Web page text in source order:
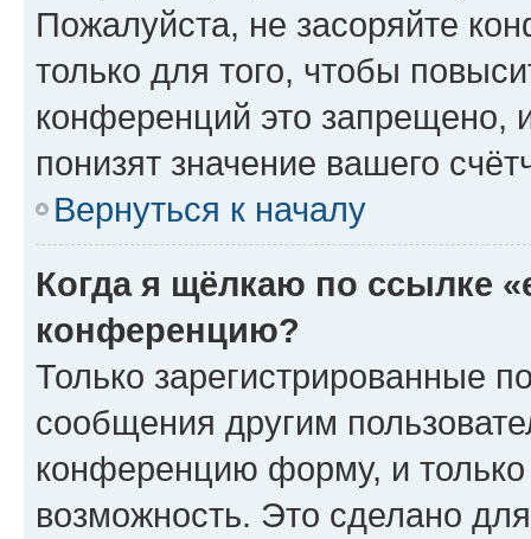
Пожалуйста, не засоряйте
только для того, чтобы
конференций это запрещено,
понизят значение вашего
Вернуться к началу
Когда я щёлкаю по ссылке
конференцию?
Только зарегистрированные
сообщения другим
конференцию форму, и
возможность. Это сделано